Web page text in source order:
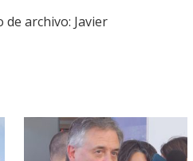
de archivo: Javier